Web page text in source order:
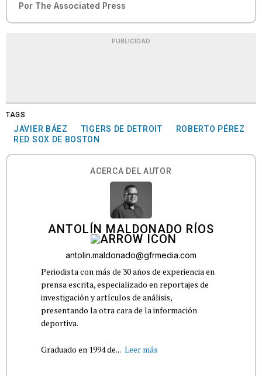
Por The Associated Press
PUBLICIDAD
TAGS
JAVIER BÁEZ TIGERS DE DETROIT
ROBERTO PÉREZ
RED SOX DE BOSTON
ACERCA DEL AUTOR
ANTOLÍN MALDONADO RÍOS
antolin.maldonado@gfrmedia.com
Periodista con más de 30 años de experiencia en
prensa escrita, especializado en reportajes de
investigación y artículos de análisis,
presentando la otra cara de la información
deportiva.
Graduado en 1994 de... Leer más